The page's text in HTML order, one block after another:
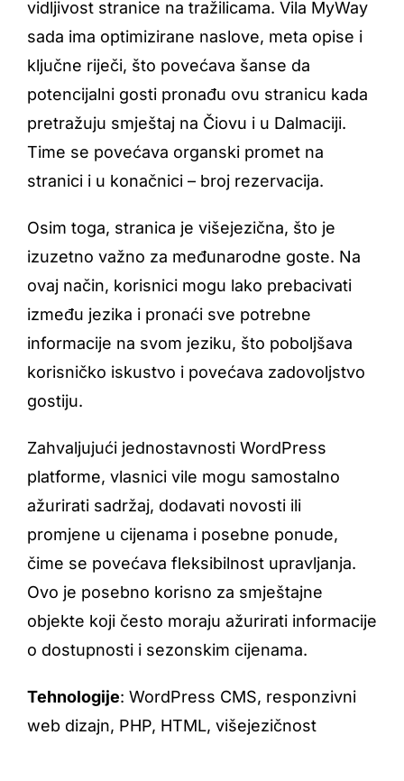
vidljivost stranice na tražilicama. Vila MyWay
sada ima optimizirane naslove, meta opise i
ključne riječi, što povećava šanse da
potencijalni gosti pronađu ovu stranicu kada
pretražuju smještaj na Čiovu i u Dalmaciji.
Time se povećava organski promet na
stranici i u konačnici – broj rezervacija.
Osim toga, stranica je višejezična, što je
izuzetno važno za međunarodne goste. Na
ovaj način, korisnici mogu lako prebacivati
između jezika i pronaći sve potrebne
informacije na svom jeziku, što poboljšava
korisničko iskustvo i povećava zadovoljstvo
gostiju.
Zahvaljujući jednostavnosti WordPress
platforme, vlasnici vile mogu samostalno
ažurirati sadržaj, dodavati novosti ili
promjene u cijenama i posebne ponude,
čime se povećava fleksibilnost upravljanja.
Ovo je posebno korisno za smještajne
objekte koji često moraju ažurirati informacije
o dostupnosti i sezonskim cijenama.
Tehnologije: WordPress CMS, responzivni
web dizajn, PHP, HTML, višejezičnost